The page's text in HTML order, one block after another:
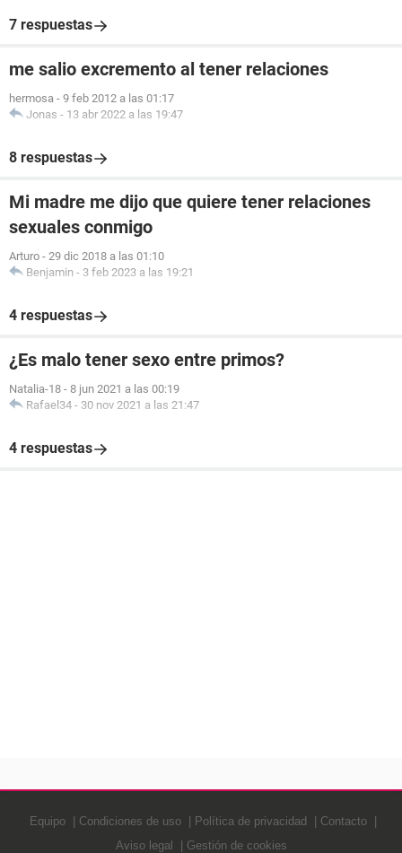
7 respuestas
me salio excremento al tener relaciones
hermosa - 9 feb 2012 a las 01:17
Jonas - 13 abr 2022 a las 19:47
8 respuestas
Mi madre me dijo que quiere tener relaciones
sexuales conmigo
Arturo - 29 dic 2018 a las 01:10
Benjamin - 3 feb 2023 a las 19:21
4 respuestas
¿Es malo tener sexo entre primos?
Natalia-18 - 8 jun 2021 a las 00:19
Rafael34 - 30 nov 2021 a las 21:47
4 respuestas
Equipo Condiciones de uso Política de privacidad
Contacto
Aviso legal
Gestión de cookies